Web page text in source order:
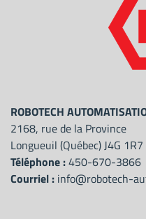
ROBOTECH
2168, rue de la Province
Longueuil (Québec) J4G 1R7
Téléphone :450-670-3866
Courriel : info@robotech-